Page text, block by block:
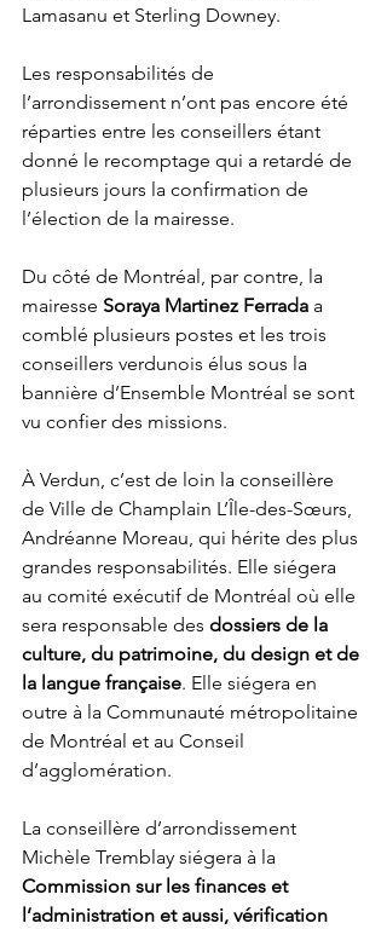
Lamasanu et Sterling Downey.
Les responsabilités de
l’arrondissement n’ont pas encore été
réparties entre les conseillers étant
donné le recomptage qui a retardé de
plusieurs jours la confirmation de
l’élection de la mairesse.
Du côté de Montréal, par contre, la
mairesse Soraya Martinez Ferrada a
comblé plusieurs postes et les trois
conseillers verdunois élus sous la
bannière d’Ensemble Montréal se sont
vu confier des missions.
À Verdun, c’est de loin la conseillère
de Ville de Champlain L’Île-des-Sœurs,
Andréanne Moreau, qui hérite des plus
grandes responsabilités. Elle siégera
au comité exécutif de Montréal où elle
sera responsable des dossiers de la
culture, du patrimoine, du design et de
la langue française. Elle siégera en
outre à la Communauté métropolitaine
de Montréal et au Conseil
d’agglomération.
La conseillère d’arrondissement
Michèle Tremblay siégera à la
Commission sur les finances et
l’administration et aussi, vérification